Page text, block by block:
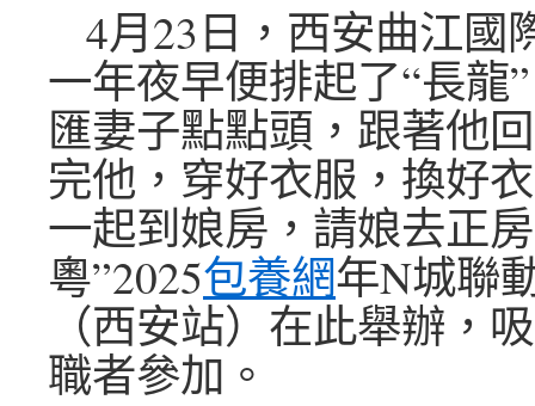
4月23日，西安曲江國
一年夜早便排起了“長龍
匯妻子點點頭，跟著他
完他，穿好衣服，換好
一起到娘房，請娘去正
粵”2025包養網年N城聯
（西安站）在此舉辦，
職者參加。